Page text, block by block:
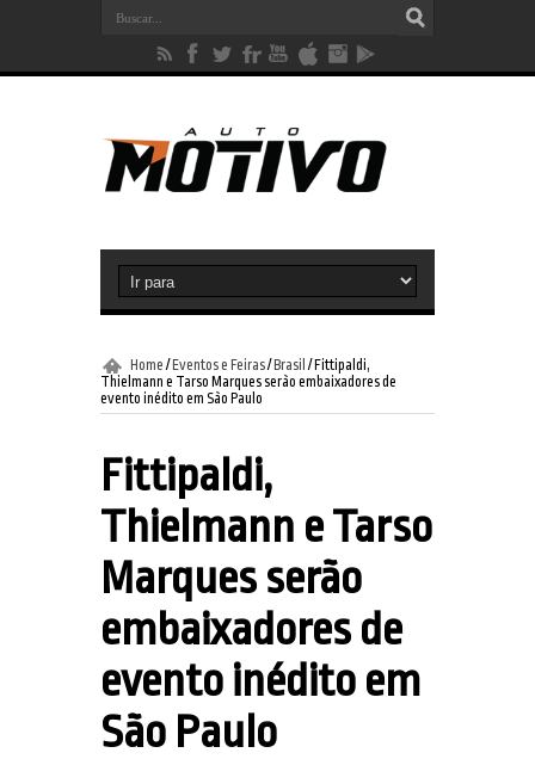
Home / Eventos e Feiras/ Brasil / Fittipaldi,
Thielmann e Tarso Marques serão embaixadores de
evento inédito em São Paulo
Fittipaldi,
Thielmann e Tarso
Marques serão
embaixadores de
evento inédito em
São Paulo